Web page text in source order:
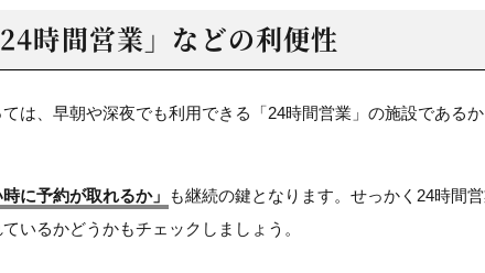
24時間営業」などの利便性
は、早朝や深夜でも利用できる「24時間営業」の施設である
時に予約が取れるか」 も継続の鍵となります。せっかく24時間
いるかどうかもチェックしましょう。